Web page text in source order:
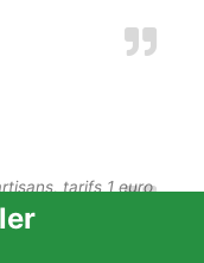
tarifs 1 euro